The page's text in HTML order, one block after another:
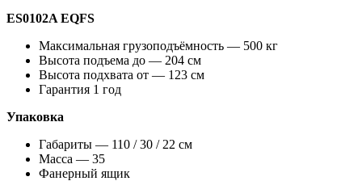
ES0102A EQFS
Максимальная грузоподъёмность — 500 кг
Высота подъема до — 204 см
Высота подхвата от — 123 см
Гарантия 1 год
Упаковка
Габариты — 110 / 30 / 22 см
Масса — 35
Фанерный ящик